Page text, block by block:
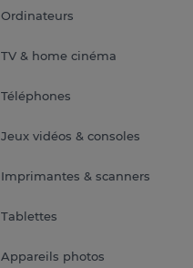
Ordinateurs
TV & home cinéma
Téléphones
Jeux vidéos & consoles
Imprimantes & scanners
Tablettes
Appareils photos